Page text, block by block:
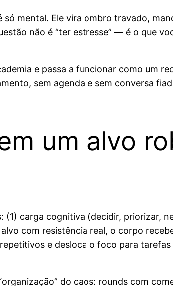
mental. Ele vira ombro travado,
não é “ter estresse” — é o que
e passa a funcionar como um
sem agenda e sem conversa
um alvo
(1) carga cognitiva (decidir, priorizar,
com resistência real, o corpo
e desloca o foco para
do caos: rounds com